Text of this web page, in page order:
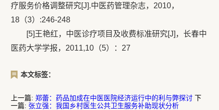
疗服务价格调整研究[J].中医药管理杂志，2010，
18（3）:246-248
[5]王艳红，中医诊疗项目及收费标准研究[J]，长春中
医药大学学报，2011,10（5）：27
本文标签：
上一篇:郑蕾：药品加成在中医医院经济运行中的利与弊探讨 下
一篇: 张立强：我国乡村医生公共卫生服务补助现状分析